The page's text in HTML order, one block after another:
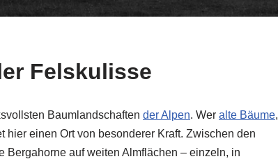
Felskulisse
Baumlandschaften der Alpen. Wer alte Bäume,
hier einen Ort von besonderer Kraft. Zwischen den
auf weiten Almflächen – einzeln, in